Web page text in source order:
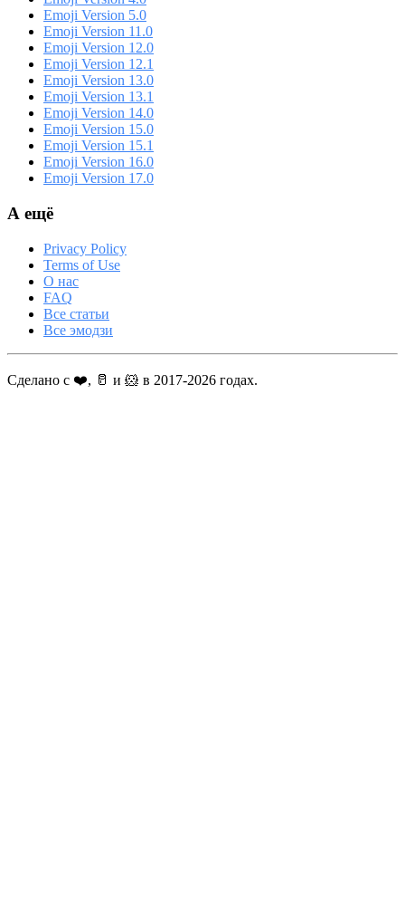
Emoji Version 5.0
Emoji Version 11.0
Emoji Version 12.0
Emoji Version 12.1
Emoji Version 13.0
Emoji Version 13.1
Emoji Version 14.0
Emoji Version 15.0
Emoji Version 15.1
Emoji Version 16.0
Emoji Version 17.0
А ещё
Privacy Policy
Terms of Use
О нас
FAQ
Все статьи
Все эмодзи
Сделано с ❤️, 🥛 и 🐹 в 2017-2026 годах.